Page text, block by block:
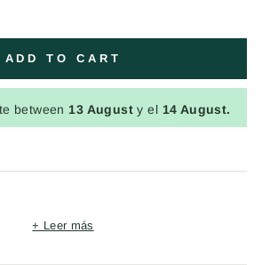
ADD TO CART
between 13 Augusty el 14 August.
+ Leer más